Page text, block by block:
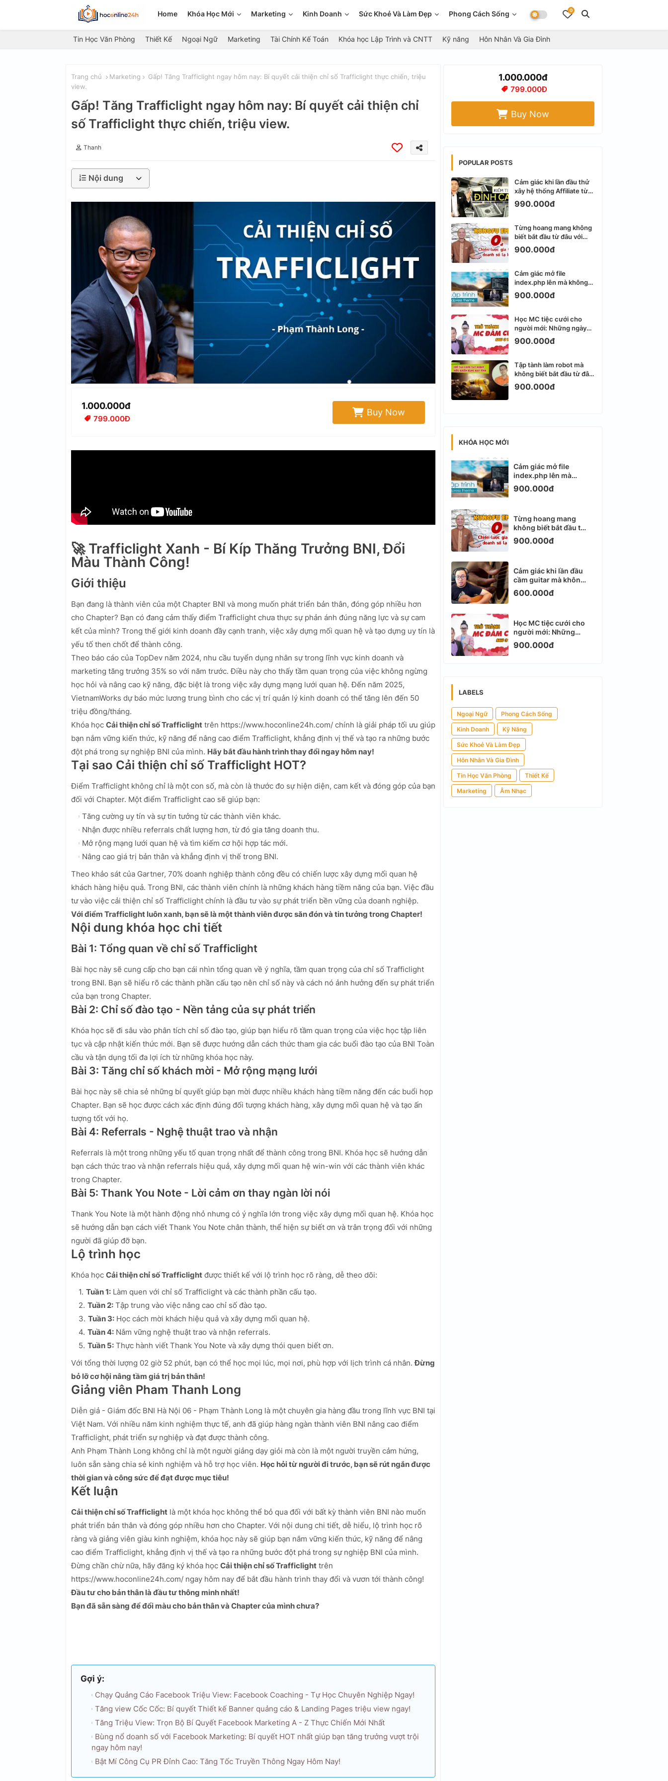
Home Khóa Học Mới Marketing Kinh Doanh Sức Khoẻ Và Làm Đẹp Phong Cách Sống 0
Tin Học Văn Phòng Thiết Kế Ngoại Ngữ Marketing Tài Chính Kế Toán Khóa học Lập Trình và CNTT Kỹ năng Hôn Nhân Và Gia Đình
Trang chủ Marketing
Gấp! Tăng Trafficlight ngay hôm nay: Bí quyết cải thiện chỉ số Trafficlight thực chiến, triệu
view.
Gấp! Tăng Trafficlight ngay hôm nay: Bí quyết cải thiện chỉ
số Trafficlight thực chiến, triệu view.
Thanh
Nội dung
1.000.000đ
799.000Đ
Buy Now
🚀 Trafficlight Xanh - Bí Kíp Thăng Trưởng BNI, Đổi
Màu Thành Công!
Giới thiệu
Bạn đang là thành viên của một Chapter BNI và mong muốn phát triển bản thân, đóng góp nhiều hơn
cho Chapter? Bạn có đang cảm thấy điểm Trafficlight chưa thực sự phản ánh đúng năng lực và sự cam
kết của mình? Trong thế giới kinh doanh đầy cạnh tranh, việc xây dựng mối quan hệ và tạo dựng uy tín là
yếu tố then chốt để thành công.
Theo báo cáo của TopDev năm 2024, nhu cầu tuyển dụng nhân sự trong lĩnh vực kinh doanh và
marketing tăng trưởng 35% so với năm trước. Điều này cho thấy tầm quan trọng của việc không ngừng
học hỏi và nâng cao kỹ năng, đặc biệt là trong việc xây dựng mạng lưới quan hệ. Đến năm 2025,
VietnamWorks dự báo mức lương trung bình cho các vị trí quản lý kinh doanh có thể tăng lên đến 50
triệu đồng/tháng.
Khóa học Cải thiện chỉ số Trafficlight trên https://www.hoconline24h.com/ chính là giải pháp tối ưu giúp
bạn nắm vững kiến thức, kỹ năng để nâng cao điểm Trafficlight, khẳng định vị thế và tạo ra những bước
đột phá trong sự nghiệp BNI của mình. Hãy bắt đầu hành trình thay đổi ngay hôm nay!
Tại sao Cải thiện chỉ số Trafficlight HOT?
Điểm Trafficlight không chỉ là một con số, mà còn là thước đo sự hiện diện, cam kết và đóng góp của bạn
đối với Chapter. Một điểm Trafficlight cao sẽ giúp bạn:
Tăng cường uy tín và sự tin tưởng từ các thành viên khác.
Nhận được nhiều referrals chất lượng hơn, từ đó gia tăng doanh thu.
Mở rộng mạng lưới quan hệ và tìm kiếm cơ hội hợp tác mới.
Nâng cao giá trị bản thân và khẳng định vị thế trong BNI.
Theo khảo sát của Gartner, 70% doanh nghiệp thành công đều có chiến lược xây dựng mối quan hệ
khách hàng hiệu quả. Trong BNI, các thành viên chính là những khách hàng tiềm năng của bạn. Việc đầu
tư vào việc cải thiện chỉ số Trafficlight chính là đầu tư vào sự phát triển bền vững của doanh nghiệp.
Với điểm Trafficlight luôn xanh, bạn sẽ là một thành viên được săn đón và tin tưởng trong Chapter!
Nội dung khóa học chi tiết
Bài 1: Tổng quan về chỉ số Trafficlight
Bài học này sẽ cung cấp cho bạn cái nhìn tổng quan về ý nghĩa, tầm quan trọng của chỉ số Trafficlight
trong BNI. Bạn sẽ hiểu rõ các thành phần cấu tạo nên chỉ số này và cách nó ảnh hưởng đến sự phát triển
của bạn trong Chapter.
Bài 2: Chỉ số đào tạo - Nền tảng của sự phát triển
Khóa học sẽ đi sâu vào phân tích chỉ số đào tạo, giúp bạn hiểu rõ tầm quan trọng của việc học tập liên
tục và cập nhật kiến thức mới. Bạn sẽ được hướng dẫn cách thức tham gia các buổi đào tạo của BNI Toàn
cầu và tận dụng tối đa lợi ích từ những khóa học này.
Bài 3: Tăng chỉ số khách mời - Mở rộng mạng lưới
Bài học này sẽ chia sẻ những bí quyết giúp bạn mời được nhiều khách hàng tiềm năng đến các buổi họp
Chapter. Bạn sẽ học được cách xác định đúng đối tượng khách hàng, xây dựng mối quan hệ và tạo ấn
tượng tốt với họ.
Bài 4: Referrals - Nghệ thuật trao và nhận
Referrals là một trong những yếu tố quan trọng nhất để thành công trong BNI. Khóa học sẽ hướng dẫn
bạn cách thức trao và nhận referrals hiệu quả, xây dựng mối quan hệ win-win với các thành viên khác
trong Chapter.
Bài 5: Thank You Note - Lời cảm ơn thay ngàn lời nói
Thank You Note là một hành động nhỏ nhưng có ý nghĩa lớn trong việc xây dựng mối quan hệ. Khóa học
sẽ hướng dẫn bạn cách viết Thank You Note chân thành, thể hiện sự biết ơn và trân trọng đối với những
người đã giúp đỡ bạn.
Lộ trình học
Khóa học Cải thiện chỉ số Trafficlight được thiết kế với lộ trình học rõ ràng, dễ theo dõi:
Tuần 1: Làm quen với chỉ số Trafficlight và các thành phần cấu tạo.
Tuần 2: Tập trung vào việc nâng cao chỉ số đào tạo.
Tuần 3: Học cách mời khách hiệu quả và xây dựng mối quan hệ.
Tuần 4: Nắm vững nghệ thuật trao và nhận referrals.
Tuần 5: Thực hành viết Thank You Note và xây dựng thói quen biết ơn.
Với tổng thời lượng 02 giờ 52 phút, bạn có thể học mọi lúc, mọi nơi, phù hợp với lịch trình cá nhân.Đừng
bỏ lỡ cơ hội nâng tầm giá trị bản thân!
Giảng viên Pham Thanh Long
Diễn giả - Giám đốc BNI Hà Nội 06 - Phạm Thành Long là một chuyên gia hàng đầu trong lĩnh vực BNI tại
Việt Nam. Với nhiều năm kinh nghiệm thực tế, anh đã giúp hàng ngàn thành viên BNI nâng cao điểm
Trafficlight, phát triển sự nghiệp và đạt được thành công.
Anh Phạm Thành Long không chỉ là một người giảng dạy giỏi mà còn là một người truyền cảm hứng,
luôn sẵn sàng chia sẻ kinh nghiệm và hỗ trợ học viên. Học hỏi từ người đi trước, bạn sẽ rút ngắn được
thời gian và công sức để đạt được mục tiêu!
Kết luận
Cải thiện chỉ số Trafficlight là một khóa học không thể bỏ qua đối với bất kỳ thành viên BNI nào muốn
phát triển bản thân và đóng góp nhiều hơn cho Chapter. Với nội dung chi tiết, dễ hiểu, lộ trình học rõ
ràng và giảng viên giàu kinh nghiệm, khóa học này sẽ giúp bạn nắm vững kiến thức, kỹ năng để nâng
cao điểm Trafficlight, khẳng định vị thế và tạo ra những bước đột phá trong sự nghiệp BNI của mình.
Đừng chần chừ nữa, hãy đăng ký khóa học Cải thiện chỉ số Trafficlight trên
https://www.hoconline24h.com/ ngay hôm nay để bắt đầu hành trình thay đổi và vươn tới thành công!
Đầu tư cho bản thân là đầu tư thông minh nhất!
Bạn đã sẵn sàng để đổi màu cho bản thân và Chapter của mình chưa?
Gợi ý:
Chạy Quảng Cáo Facebook Triệu View: Facebook Coaching - Tự Học Chuyên Nghiệp Ngay!
Tăng view Cốc Cốc: Bí quyết Thiết kế Banner quảng cáo & Landing Pages triệu view ngay!
Tăng Triệu View: Trọn Bộ Bí Quyết Facebook Marketing A - Z Thực Chiến Mới Nhất
Bùng nổ doanh số với Facebook Marketing: Bí quyết HOT nhất giúp bạn tăng trưởng vượt trội
ngay hôm nay!
Bật Mí Công Cụ PR Đỉnh Cao: Tăng Tốc Truyền Thông Ngay Hôm Nay!
1.000.000đ
799.000Đ
Buy Now
POPULAR POSTS
Cảm giác khi lần đầu thử
xây hệ thống Affiliate từ
Facebook cá nhân
990.000đ
Từng hoang mang không
biết bắt đầu từ đâu với
Email Marketing
900.000đ
Cảm giác mở file
index.php lên mà không
biết viết gì tiếp theo
900.000đ
Học MC tiệc cưới cho
người mới: Những ngày
đầu thực sự khá ngợp
900.000đ
Tập tành làm robot mà
không biết bắt đầu từ đâu
thì dễ nản thật
900.000đ
KHÓA HỌC MỚI
Cảm giác mở file
index.php lên mà
không biết viết gì tiếp
theo
900.000đ
Từng hoang mang
không biết bắt đầu từ
đâu với Email
Marketing
900.000đ
Cảm giác khi lần đầu
cầm guitar mà không
biết bắt đầu từ đâu
600.000đ
Học MC tiệc cưới cho
người mới: Những
ngày đầu thực sự khá
ngợp
900.000đ
LABELS
Ngoại Ngữ Phong Cách Sống
Kinh Doanh Kỹ Năng
Sức Khoẻ Và Làm Đẹp
Hôn Nhân Và Gia Đình
Tin Học Văn Phòng Thiết Kế
Marketing Âm Nhạc